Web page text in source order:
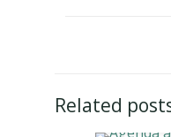
Related